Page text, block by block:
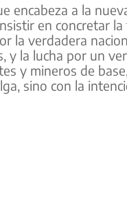
encabeza a la
en concretar
la verdadera
y la lucha por un
y mineros de
sino con la